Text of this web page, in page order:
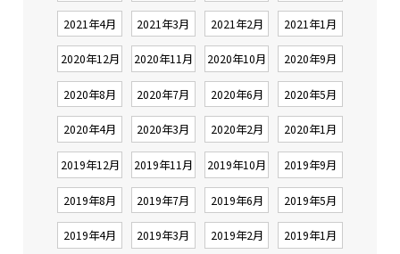
2021年4月 2021年3月 2021年2月 2021年1月
2020年12月 2020年11月 2020年10月 2020年9月
2020年8月 2020年7月 2020年6月 2020年5月
2020年4月 2020年3月 2020年2月 2020年1月
2019年12月 2019年11月 2019年10月 2019年9月
2019年8月 2019年7月 2019年6月 2019年5月
2019年4月 2019年3月 2019年2月 2019年1月